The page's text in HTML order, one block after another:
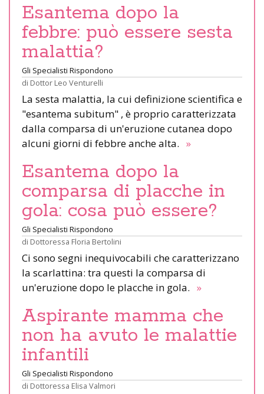
Esantema dopo la
febbre: può essere sesta
malattia?
Gli Specialisti Rispondono
di Dottor Leo Venturelli
La sesta malattia, la cui definizione scientifica e
"esantema subitum" , è proprio caratterizzata
dalla comparsa di un'eruzione cutanea dopo
alcuni giorni di febbre anche alta. »
Esantema dopo la
comparsa di placche in
gola: cosa può essere?
Gli Specialisti Rispondono
di Dottoressa Floria Bertolini
Ci sono segni inequivocabili che caratterizzano
la scarlattina: tra questi la comparsa di
un'eruzione dopo le placche in gola. »
Aspirante mamma che
non ha avuto le malattie
infantili
Gli Specialisti Rispondono
di Dottoressa Elisa Valmori